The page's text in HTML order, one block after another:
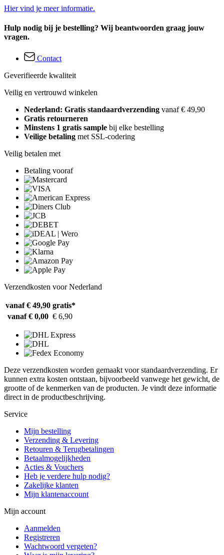
Hier vind je meer informatie.
Hulp nodig bij je bestelling? Wij beantwoorden graag jouw
vragen.
Contact
Geverifieerde kwaliteit
Veilig en vertrouwd winkelen
Nederland: Gratis standaardverzending vanaf € 49,90
Gratis retourneren
Minstens 1 gratis sample bij elke bestelling
Veilige betaling met SSL-codering
Veilig betalen met
Betaling vooraf
Verzendkosten voor Nederland
vanaf € 49,90 gratis*
vanaf € 0,00 € 6,90
Deze verzendkosten worden gemaakt voor standaardverzending. Er
kunnen extra kosten ontstaan, bijvoorbeeld vanwege het gewicht, de
grootte of de kenmerken van de producten. Je vindt deze informatie
direct in de productbeschrijving.
Service
Mijn bestelling
Verzending & Levering
Retouren & Terugbetalingen
Betaalmogelijkheden
Acties & Vouchers
Heb je verdere hulp nodig?
Zakelijke klanten
Mijn klantenaccount
Mijn account
Aanmelden
Registreren
Wachtwoord vergeten?